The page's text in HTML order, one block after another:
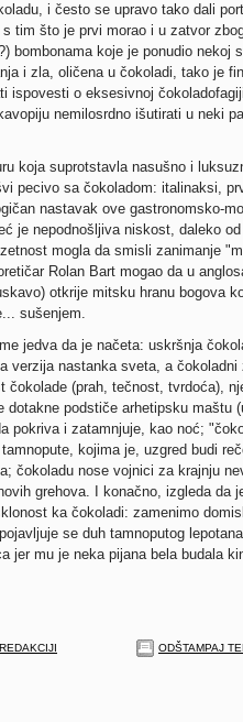
i često se upravo tako dali
tim što je prvi morao i u zatvor
bombonama koje je ponudio nekoj
i zla, oličena u čokoladi, tako je
ispovesti o eksesivnoj
nemilosrdno išutirati u neki
koja suprotstavla nasušno i
pecivo sa čokoladom: italinaksi,
nastavak ove gastronomsko-
je nepodnošljiva niskost, daleko
mogla da smisli zanimanje
Rolan Bart mogao da u
otkrije mitsku hranu bogova
sušenjem.
jedva da je načeta: uskršnja
verzija nastanka sveta, a
čokolade (prah, tečnost, tvrdoća),
dotakne podstiče arhetipsku maštu
pokriva i zatamnjuje, kao noć;
kojima je, uzgred budi
čokoladu nose vojnici za krajnju
grehova. I konačno, izgleda da
ka čokoladi: zamenimo
se duh tamnoputog
jer mu je neka pijana bela budala
ODŠTAMPAJ